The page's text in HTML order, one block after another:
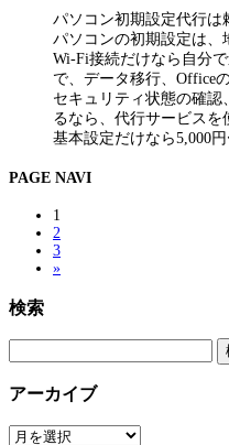
パソコン初期設定代行は
パソコンの初期設定は、
Wi-Fi接続だけなら自分
で、データ移行、Office
セキュリティ状態の確
るなら、代行サービスを
基本設定だけなら5,000
PAGE NAVI
1
2
3
»
検索
索:
アーカイブ
ア